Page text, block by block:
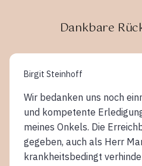
Dankbare
Birgit Steinhoff
Wir bedanken uns noch
und kompetente
meines Onkels. Die
gegeben, auch als Herr
krankheitsbedingt